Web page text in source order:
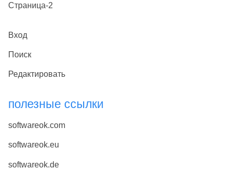
Страница-2
Вход
Поиск
Редактировать
полезные ссылки
softwareok.com
softwareok.eu
softwareok.de